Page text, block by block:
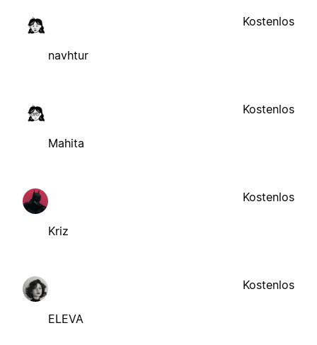
navhtur
Kostenlos
Mahita
Kostenlos
Kriz
Kostenlos
ELEVA
Kostenlos